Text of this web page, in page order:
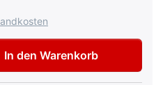
für Honda NH737M
In den Warenkorb